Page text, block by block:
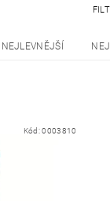
NEJLEVNĚJŠÍ
Kód:0003810